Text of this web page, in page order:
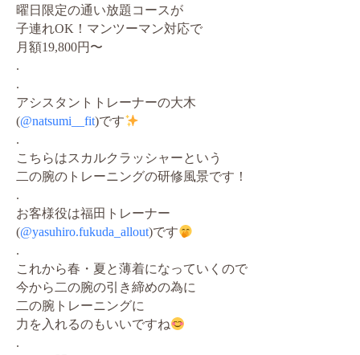
曜日限定の通い放題コースが
子連れOK！マンツーマン対応で
月額19,800円〜
.
.
アシスタントトレーナーの大木
(@natsumi__fit)です
.
こちらはスカルクラッシャーという
二の腕のトレーニングの研修風景です！
.
お客様役は福田トレーナー
(@yasuhiro.fukuda_allout)です
.
これから春・夏と薄着になっていくので
今から二の腕の引き締めの為に
二の腕トレーニングに
力を入れるのもいいですね
.